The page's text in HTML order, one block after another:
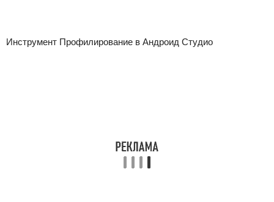
Инструмент Профилирование в Андроид Студио